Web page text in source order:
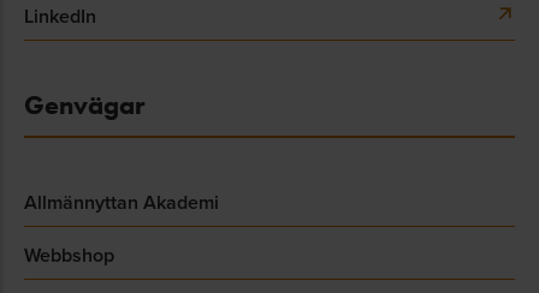
LinkedIn
Genvägar
Allmännyttan Akademi
Webbshop